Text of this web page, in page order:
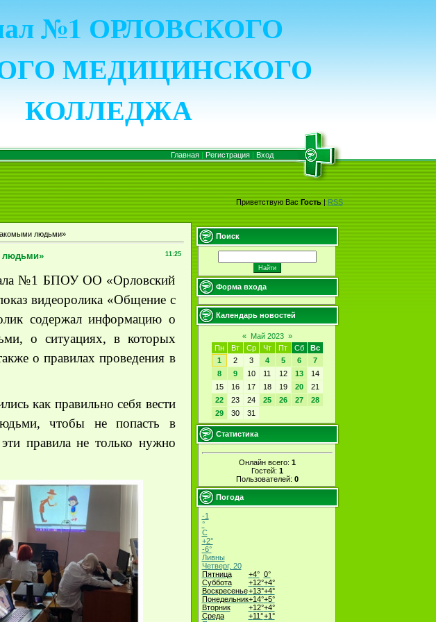
№1 ОРЛОВСКОГО
МЕДИЦИНСКОГО
КОЛЛЕДЖА
Главная| Регистрация| Вход
Приветствую Вас Гость|RSS
людьми»
11:25
людьми»
№1 БПОУ ОО «Орловский
видеоролика «Общение с
содержал информацию о
о ситуациях, в которых
о правилах проведения в
как правильно себя вести
чтобы не попасть в
правила не только нужно
Поиск
Форма входа
Календарь новостей
« Май 2023 »
Пн
Вт Ср Чт Пт Сб
Вс
1
2 3 4 5 6
7
8
9 10 11 12 13
14
15
16 17 18 19 20
21
22
23 24 25 26 27
28
29
30 31
Статистика
Онлайн всего: 1
Гостей: 1
Пользователей: 0
Погода
-1
°
C
+2°
-6°
Ливны
Четверг, 20
Пятница
+4° 0°
Суббота
+12°+4°
Воскресенье+13°+4°
Понедельник+14°+5°
Вторник
+12°+4°
Среда
+11°+1°